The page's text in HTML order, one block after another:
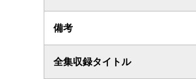
備考
全集収録タイトル